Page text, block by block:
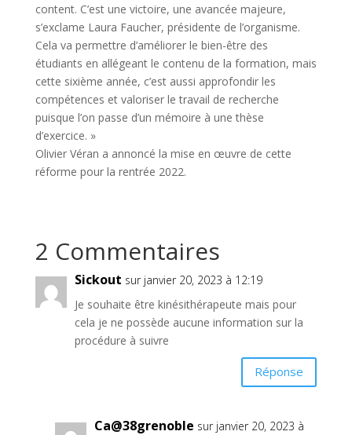
content. C’est une victoire, une avancée majeure,
s’exclame Laura Faucher, présidente de l’organisme.
Cela va permettre d’améliorer le bien-être des
étudiants en allégeant le contenu de la formation, mais
cette sixième année, c’est aussi approfondir les
compétences et valoriser le travail de recherche
puisque l’on passe d’un mémoire à une thèse
d’exercice. »
Olivier Véran a annoncé la mise en œuvre de cette
réforme pour la rentrée 2022.
2 Commentaires
Sickout sur janvier 20, 2023 à 12:19
Je souhaite être kinésithérapeute mais pour
cela je ne possède aucune information sur la
procédure à suivre
Réponse
Ca@38grenoble sur janvier 20, 2023 à